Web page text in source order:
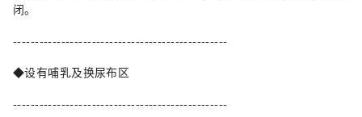
闭。
-------------------------------------------------
◆设有哺乳及换尿布区
-------------------------------------------------